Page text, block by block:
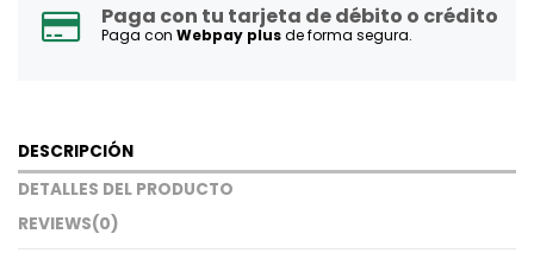
Paga con tu tarjeta de débito o crédito
Paga con Webpay plusde forma segura.
DESCRIPCIÓN
DETALLES DEL PRODUCTO
REVIEWS(0)